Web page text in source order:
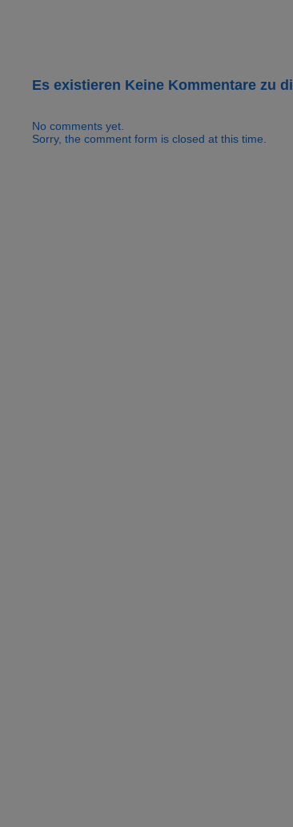
Es existieren Keine Kommentare zu
No comments yet.
Sorry, the comment form is closed at this time.